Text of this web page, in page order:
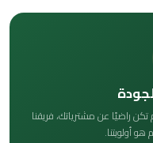
تكن راضيًا عن مشترياتك، فريقنا
أولويتنا.